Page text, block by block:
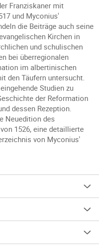
Franziskaner mit
und Myconius'
die Beiträge auch seine
Kirchen in
und schulischen
bei überregionalen
im albertinischen
den Täufern untersucht.
Studien zu
der Reformation
dessen Rezeption.
Neuedition des
1526, eine detaillierte
von Myconius'